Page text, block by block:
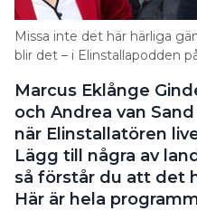
Search for:
SEARCH
Missa inte det här härliga
blir det – i Elinstallapodden
Marcus Eklånge
och Andrea van
när Elinstallatören
Lägg till några av
så förstår du att det
Här är hela